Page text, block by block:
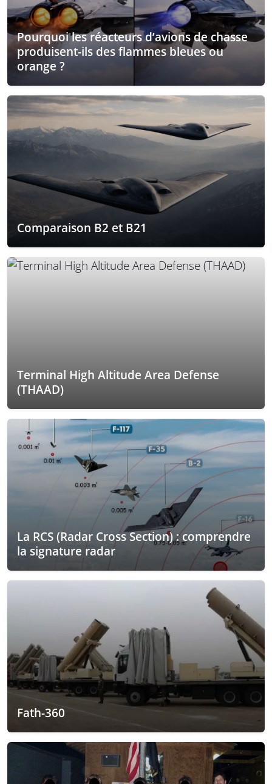
Pourquoi les réacteurs d’avions de chasse
produisent-ils des flammes bleues ou
orange ?
Comparaison B2 et B21
Terminal High Altitude Area Defense
(THAAD)
La RCS (Radar Cross Section) : comprendre
la signature radar
Fath-360